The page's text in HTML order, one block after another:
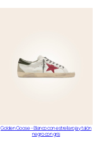
Golden Goose – Blanco con estrella roja y talón
negro con gris